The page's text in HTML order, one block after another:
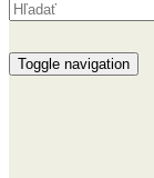
Toggle navigation